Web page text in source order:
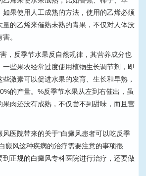
如果使用人工成熟的方法，使用的乙烯必须
量的乙烯来催熟未熟的青果，不仅对人体没
。
反季节水果反自然规律，其营养成分也
一些果农经常过度使用植物生长调节剂，即
激素可以促进水果的发育、生长和早熟，
的产量。%反季节水果从左到右催出，虽
果肉还没有成熟，不仅尝不到甜味，而且营
医院带来的关于“白癜风患者可以吃反季
癜风这种疾病的治疗需要注意的事项很
到正规的白癜风专科医院进行治疗，还要做